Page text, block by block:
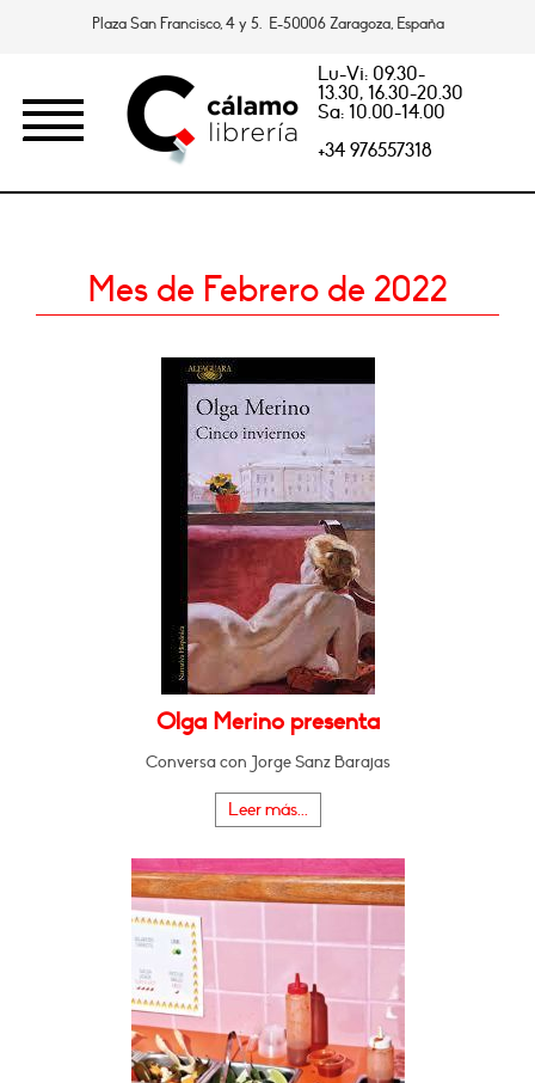
Plaza San Francisco, 4 y 5. E-50006 Zaragoza, España
Lu-Vi: 09.30-
13.30, 16.30-20.30
Sa: 10.00-14.00
+34 976557318
Mes de Febrero de 2022
Olga Merino presenta
Conversa con Jorge Sanz Barajas
Leer más...